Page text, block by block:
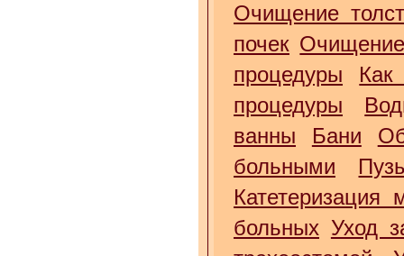
Очищение
почек
процедуры
процедуры
ванны
Бани
больными
Катетеризация
больных Уход